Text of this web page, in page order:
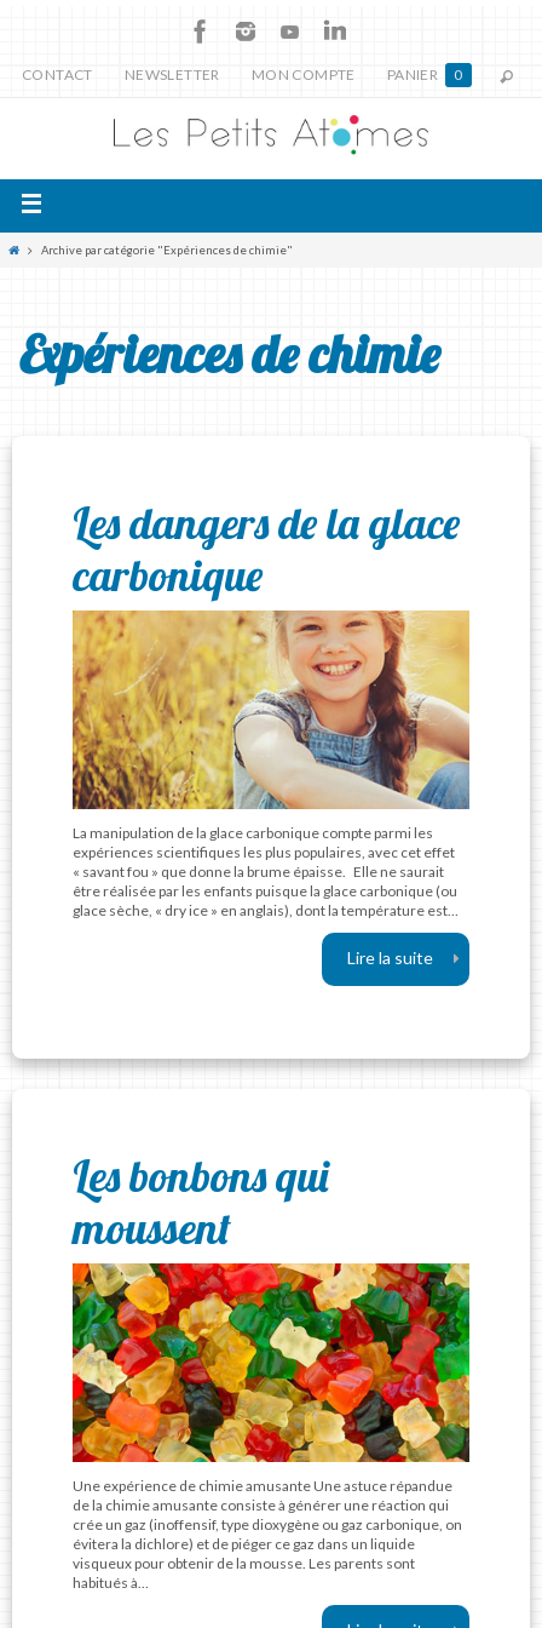
CONTACT NEWSLETTER MON COMPTE PANIER 0
Archive par catégorie "Expériences de chimie"
Expériences de chimie
Les dangers de la glace
carbonique
La manipulation de la glace carbonique compte parmi les
expériences scientifiques les plus populaires, avec cet effet
« savant fou » que donne la brume épaisse. Elle ne saurait
être réalisée par les enfants puisque la glace carbonique (ou
glace sèche, « dry ice » en anglais), dont la température est…
Lire la suite
Les bonbons qui
moussent
Une expérience de chimie amusante Une astuce répandue
de la chimie amusante consiste à générer une réaction qui
crée un gaz (inoffensif, type dioxygène ou gaz carbonique, on
évitera la dichlore) et de piéger ce gaz dans un liquide
visqueux pour obtenir de la mousse. Les parents sont
habitués à…